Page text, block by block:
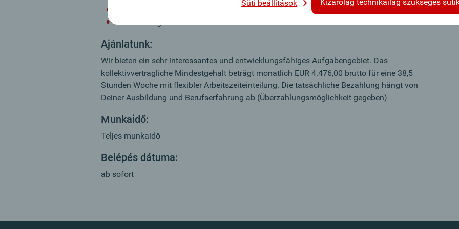
Selbständiges Arbeiten und kommunikative Zusammenarbeit im Team
Ajánlatunk:
Wir bieten ein sehr interessantes und entwicklungsfähiges Aufgabengebiet. Das
kollektivvertragliche Mindestgehalt beträgt monatlich EUR 4.476,00 brutto für eine 38,5
Stunden Woche mit flexibler Arbeitszeiteinteilung. Die tatsächliche Bezahlung hängt von
Deiner Ausbildung und Berufserfahrung ab (Überzahlungsmöglichkeit gegeben)
Munkaidő:
Teljes munkaidő
Belépés dátuma:
ab sofort
Süti beállítások